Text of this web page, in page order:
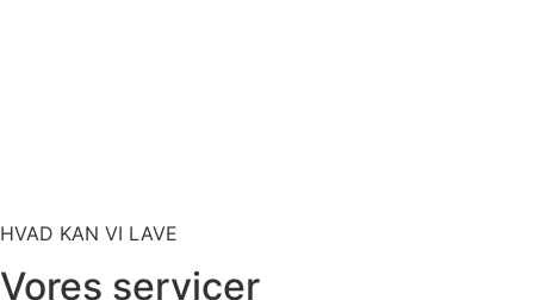
HVAD KAN VI LAVE
Vores servicer